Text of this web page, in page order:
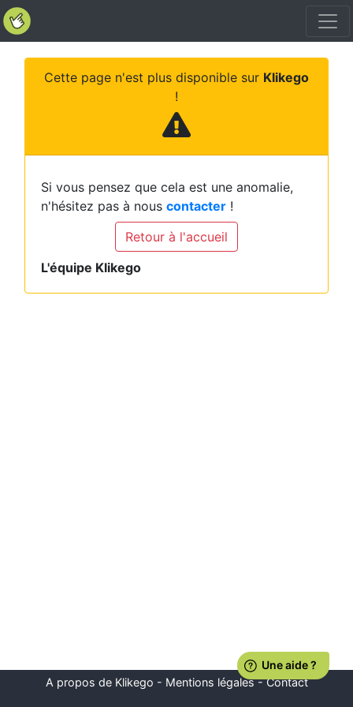
Cette page n'est plus disponible sur Klikego
!
Si vous pensez que cela est une anomalie,
n'hésitez pas à nous contacter !
Retour à l'accueil
L'équipe Klikego
A propos de Klikego - Mentions légales-Contact